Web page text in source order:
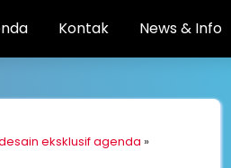
Kontak News & Info
eksklusif agenda »